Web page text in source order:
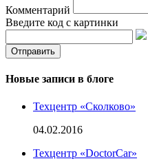
Комментарий
Введите код с картинки
Новые записи в блоге
Техцентр «Сколково»
04.02.2016
Техцентр «DoctorCar»